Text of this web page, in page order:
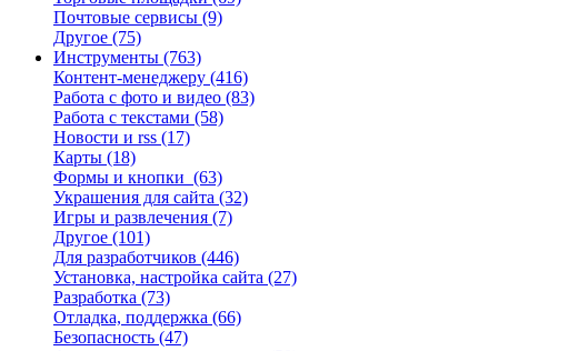
Почтовые сервисы (9)
Другое (75)
Инструменты (763)
Контент-менеджеру (416)
Работа с фото и видео (83)
Работа с текстами (58)
Новости и rss (17)
Карты (18)
Формы и кнопки (63)
Украшения для сайта (32)
Игры и развлечения (7)
Другое (101)
Для разработчиков (446)
Установка, настройка сайта (27)
Разработка (73)
Отладка, поддержка (66)
Безопасность (47)